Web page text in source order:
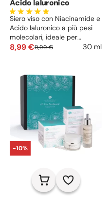
Acido Ialuronico
Siero viso con Niacinamide e
Acido Ialuronico a più pesi
molecolari, ideale per
idratare in profondità,
lucidità.
8,99 €9,99 € 30 ml
-10%